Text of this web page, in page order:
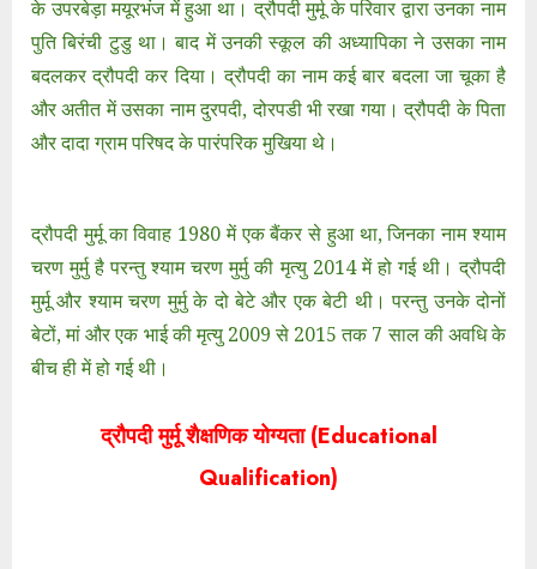
के उपरबेड़ा मयूरभंज में हुआ था। द्रौपदी मुर्मू के परिवार द्वारा उनका नाम
पुति बिरंची टुडु था। बाद में उनकी स्कूल की अध्यापिका ने उसका नाम
बदलकर द्रौपदी कर दिया। द्रौपदी का नाम कई बार बदला जा चूका है
और अतीत में उसका नाम दुरपदी, दोरपडी भी रखा गया। द्रौपदी के पिता
और दादा ग्राम परिषद के पारंपरिक मुखिया थे।
द्रौपदी मुर्मू का विवाह 1980 में एक बैंकर से हुआ था, जिनका नाम श्याम
चरण मुर्मु है परन्तु श्याम चरण मुर्मु की मृत्यु 2014 में हो गई थी। द्रौपदी
मुर्मू और श्याम चरण मुर्मु के दो बेटे और एक बेटी थी। परन्तु उनके दोनों
बेटों, मां और एक भाई की मृत्यु 2009 से 2015 तक 7 साल की अवधि के
बीच ही में हो गई थी।
द्रौपदी मुर्मू शैक्षणिक योग्यता (Educational
Qualification)